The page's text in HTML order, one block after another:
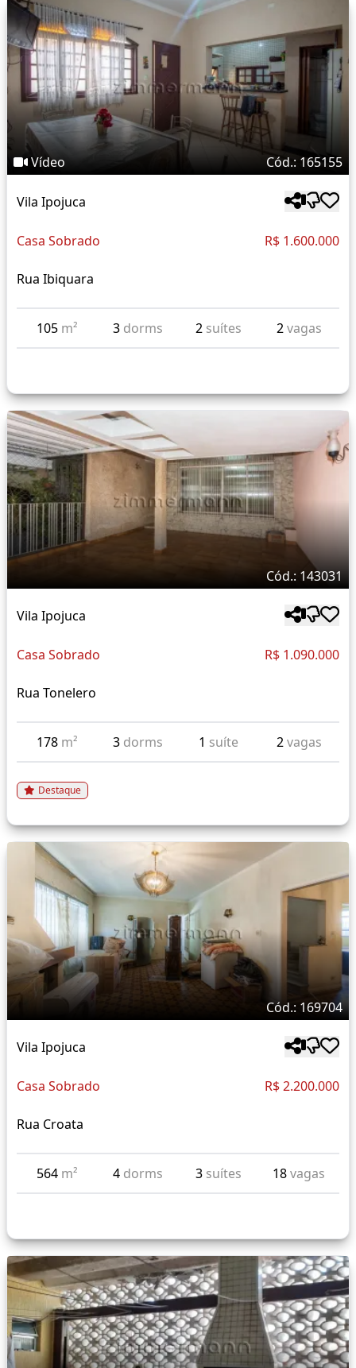
Vídeo Cód.: 165155
Vila Ipojuca
Casa Sobrado R$ 1.600.000
Rua Ibiquara
105 m² 3 dorms 2 suítes 2vagas
Cód.: 143031
Vila Ipojuca
Casa Sobrado R$ 1.090.000
Rua Tonelero
178 m² 3 dorms 1 suíte 2vagas
Destaque
Cód.: 169704
Vila Ipojuca
Casa Sobrado R$ 2.200.000
Rua Croata
564 m² 4 dorms 3 suítes 18vagas